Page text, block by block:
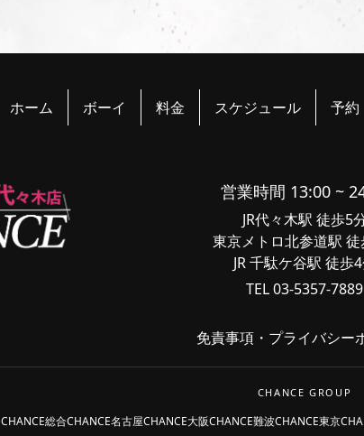
ホーム ボーイ 料金 スケジュール 予約
営業時間 13:00 ~
JR代々木駅 徒歩5
東京メトロ北参道駅 徒
JR 千駄ケ谷駅 徒歩
TEL 03-5357-7889
免責事項 ・ プライバシー
CHANCE GROUP
CHANCE総合CHANCE名古屋CHANCE大阪CHANCE難波CHANCE東京